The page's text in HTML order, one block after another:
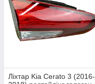
Ліхтар Kia Cerato 3 (2016-